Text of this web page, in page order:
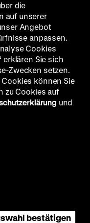
die
auf unserer
Angebot
anpassen.
Cookies
erklären Sie sich
Zwecken setzen.
können Sie
zu Cookies auf
und
bestätigen